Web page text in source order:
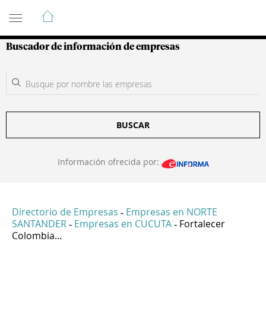
Guía de Empresas Colombianas
Buscador de información de empresas
BUSCAR
Información ofrecida por:
Directorio de Empresas - Empresas en NORTE
SANTANDER - Empresas en CUCUTA - Fortalecer
Colombia...